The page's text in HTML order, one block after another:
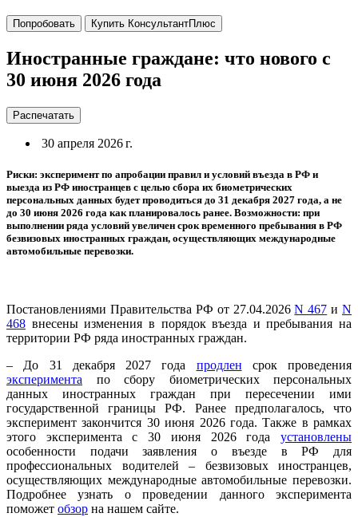
Попробовать Купить КонсультантПлюс
Иностранные граждане: что нового с
30 июня 2026 года
Распечатать
30 апреля 2026 г.
Риски: эксперимент по апробации правил и условий въезда в РФ и
выезда из РФ иностранцев с целью сбора их биометрических
персональных данных будет проводиться до 31 декабря 2027 года, а не
до 30 июня 2026 года как планировалось ранее. Возможности: при
выполнении ряда условий увеличен срок временного пребывания в РФ
безвизовых иностранных граждан, осуществляющих международные
автомобильные перевозки.
Постановлениями Правительства РФ от 27.04.2026N 467 и N
468 внесены изменения в порядок въезда и пребывания на
территории РФ ряда иностранных граждан.
– До 31 декабря 2027 года продлен срок проведения
эксперимента по сбору биометрических персональных
данных иностранных граждан при пересечении ими
государственной границы РФ. Ранее предполагалось, что
эксперимент закончится 30 июня 2026 года. Также в рамках
этого эксперимента с 30 июня 2026 года установлены
особенности подачи заявления о въезде в РФ для
профессиональных водителей – безвизовых иностранцев,
осуществляющих международные автомобильные перевозки.
Подробнее узнать о проведении данного эксперимента
поможет обзор на нашем сайте.